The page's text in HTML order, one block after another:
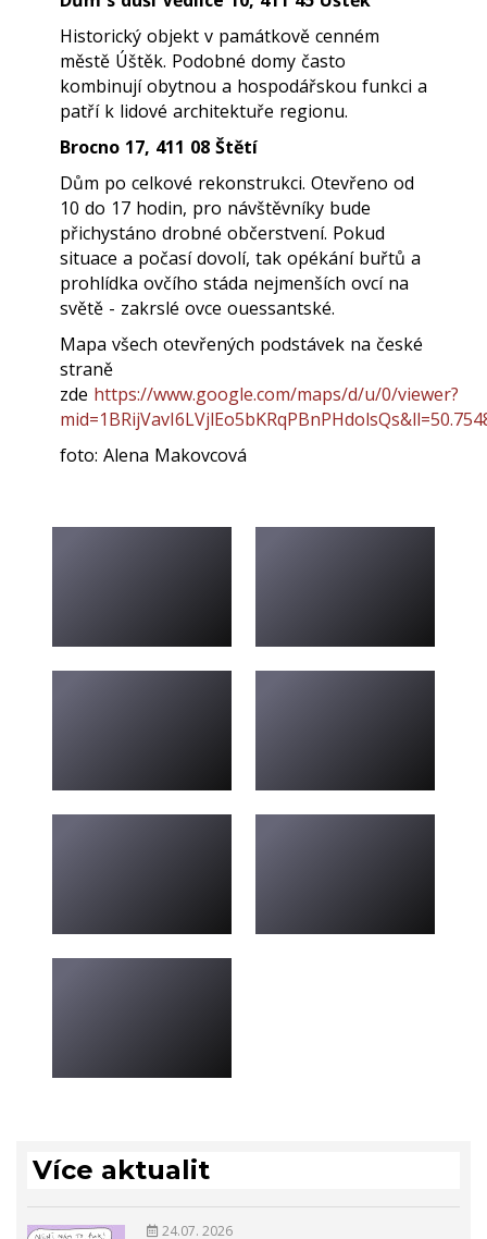
Historický objekt v památkově cenném
městě Úštěk. Podobné domy často
kombinují obytnou a hospodářskou funkci a
patří k lidové architektuře regionu.
Brocno 17, 411 08 Štětí
Dům po celkové rekonstrukci. Otevřeno od
10 do 17 hodin, pro návštěvníky bude
přichystáno drobné občerstvení. Pokud
situace a počasí dovolí, tak opékání buřtů a
prohlídka ovčího stáda nejmenších ovcí na
světě - zakrslé ovce ouessantské.
Mapa všech otevřených podstávek na české
straně
zde https://www.google.com/maps/d/u/0/viewer?
foto: Alena Makovcová
Více aktualit
24.07. 2026